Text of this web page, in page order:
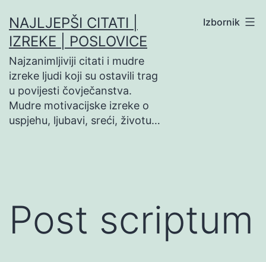
na
sadržaj
NAJLJEPŠI CITATI |
IZREKE | POSLOVICE
Najzanimljiviji citati i mudre
izreke ljudi koji su ostavili trag
u povijesti čovječanstva.
Mudre motivacijske izreke o
uspjehu, ljubavi, sreći, životu…
Izbornik
Post scriptum